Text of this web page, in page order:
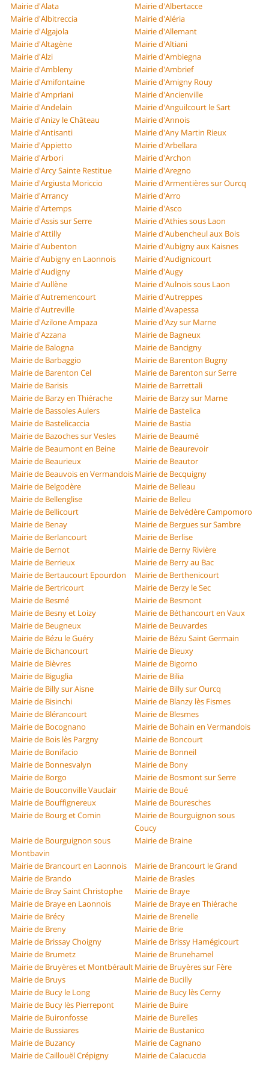
Mairie d'Alata
Mairie d'Albertacce
Mairie d'Albitreccia
Mairie d'Aléria
Mairie d'Algajola
Mairie d'Allemant
Mairie d'Altagène
Mairie d'Altiani
Mairie d'Alzi
Mairie d'Ambiegna
Mairie d'Ambleny
Mairie d'Ambrief
Mairie d'Amifontaine
Mairie d'Amigny Rouy
Mairie d'Ampriani
Mairie d'Ancienville
Mairie d'Andelain
Mairie d'Anguilcourt le Sart
Mairie d'Anizy le Château
Mairie d'Annois
Mairie d'Antisanti
Mairie d'Any Martin Rieux
Mairie d'Appietto
Mairie d'Arbellara
Mairie d'Arbori
Mairie d'Archon
Mairie d'Arcy Sainte Restitue
Mairie d'Aregno
Mairie d'Argiusta Moriccio
Mairie d'Armentières sur Ourcq
Mairie d'Arrancy
Mairie d'Arro
Mairie d'Artemps
Mairie d'Asco
Mairie d'Assis sur Serre
Mairie d'Athies sous Laon
Mairie d'Attilly
Mairie d'Aubencheul aux Bois
Mairie d'Aubenton
Mairie d'Aubigny aux Kaisnes
Mairie d'Aubigny en Laonnois
Mairie d'Audignicourt
Mairie d'Audigny
Mairie d'Augy
Mairie d'Aullène
Mairie d'Aulnois sous Laon
Mairie d'Autremencourt
Mairie d'Autreppes
Mairie d'Autreville
Mairie d'Avapessa
Mairie d'Azilone Ampaza
Mairie d'Azy sur Marne
Mairie d'Azzana
Mairie de Bagneux
Mairie de Balogna
Mairie de Bancigny
Mairie de Barbaggio
Mairie de Barenton Bugny
Mairie de Barenton Cel
Mairie de Barenton sur Serre
Mairie de Barisis
Mairie de Barrettali
Mairie de Barzy en Thiérache
Mairie de Barzy sur Marne
Mairie de Bassoles Aulers
Mairie de Bastelica
Mairie de Bastelicaccia
Mairie de Bastia
Mairie de Bazoches sur Vesles
Mairie de Beaumé
Mairie de Beaumont en Beine
Mairie de Beaurevoir
Mairie de Beaurieux
Mairie de Beautor
Mairie de Beauvois en VermandoisMairie de Becquigny
Mairie de Belgodère
Mairie de Belleau
Mairie de Bellenglise
Mairie de Belleu
Mairie de Bellicourt
Mairie de Belvédère Campomoro
Mairie de Benay
Mairie de Bergues sur Sambre
Mairie de Berlancourt
Mairie de Berlise
Mairie de Bernot
Mairie de Berny Rivière
Mairie de Berrieux
Mairie de Berry au Bac
Mairie de Bertaucourt Epourdon
Mairie de Berthenicourt
Mairie de Bertricourt
Mairie de Berzy le Sec
Mairie de Besmé
Mairie de Besmont
Mairie de Besny et Loizy
Mairie de Béthancourt en Vaux
Mairie de Beugneux
Mairie de Beuvardes
Mairie de Bézu le Guéry
Mairie de Bézu Saint Germain
Mairie de Bichancourt
Mairie de Bieuxy
Mairie de Bièvres
Mairie de Bigorno
Mairie de Biguglia
Mairie de Bilia
Mairie de Billy sur Aisne
Mairie de Billy sur Ourcq
Mairie de Bisinchi
Mairie de Blanzy lès Fismes
Mairie de Blérancourt
Mairie de Blesmes
Mairie de Bocognano
Mairie de Bohain en Vermandois
Mairie de Bois lès Pargny
Mairie de Boncourt
Mairie de Bonifacio
Mairie de Bonneil
Mairie de Bonnesvalyn
Mairie de Bony
Mairie de Borgo
Mairie de Bosmont sur Serre
Mairie de Bouconville Vauclair
Mairie de Boué
Mairie de Bouffignereux
Mairie de Bouresches
Mairie de Bourg et Comin
Mairie de Bourguignon sous
Coucy
Mairie de Bourguignon sous
Montbavin
Mairie de Braine
Mairie de Brancourt en Laonnois
Mairie de Brancourt le Grand
Mairie de Brando
Mairie de Brasles
Mairie de Bray Saint Christophe
Mairie de Braye
Mairie de Braye en Laonnois
Mairie de Braye en Thiérache
Mairie de Brécy
Mairie de Brenelle
Mairie de Breny
Mairie de Brie
Mairie de Brissay Choigny
Mairie de Brissy Hamégicourt
Mairie de Brumetz
Mairie de Brunehamel
Mairie de Bruyères et MontbéraultMairie de Bruyères sur Fère
Mairie de Bruys
Mairie de Bucilly
Mairie de Bucy le Long
Mairie de Bucy lès Cerny
Mairie de Bucy lès Pierrepont
Mairie de Buire
Mairie de Buironfosse
Mairie de Burelles
Mairie de Bussiares
Mairie de Bustanico
Mairie de Buzancy
Mairie de Cagnano
Mairie de Caillouël Crépigny
Mairie de Calacuccia